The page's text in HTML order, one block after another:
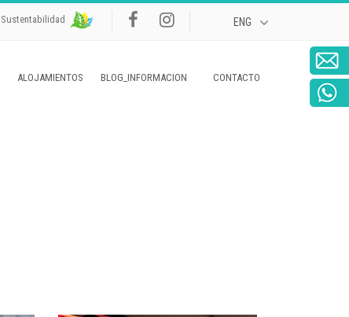
Sustentabilidad
ALOJAMIENTOS BLOG_INFORMACION CONTACTO